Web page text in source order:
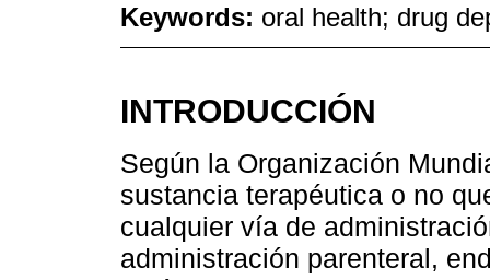
Keywords: oral health; drug
INTRODUCCIÓN
Según la Organización
sustancia terapéutica o no
cualquier vía de
administración parenteral,